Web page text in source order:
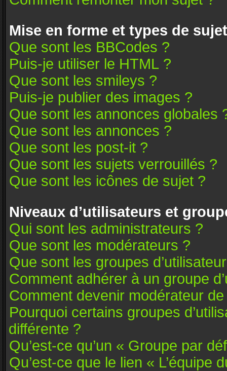
Mise en forme et types de sujet
Que sont les BBCodes ?
Puis-je utiliser le HTML ?
Que sont les smileys ?
Puis-je publier des images ?
Que sont les annonces globales
Que sont les annonces ?
Que sont les post-it ?
Que sont les sujets verrouillés ?
Que sont les icônes de sujet ?
Niveaux d’utilisateurs et
Qui sont les administrateurs ?
Que sont les modérateurs ?
Que sont les groupes
Comment adhérer à un groupe
Comment devenir modérateur
Pourquoi certains groupes
différente ?
Qu’est-ce qu’un « Groupe par
Qu’est-ce que le lien « L’équipe